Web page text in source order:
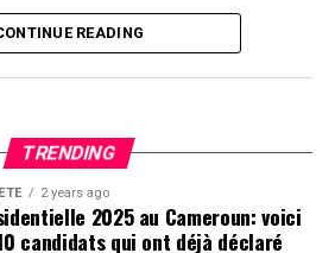
commercialisée désigne les volumes
officiels de commercialisation. Elle ne
en raison notamment des stocks, des
flux échappant aux circuits suivis
READING
TRENDING
2 years ago
2025 au Cameroun: voici
candidats qui ont déjà déclaré